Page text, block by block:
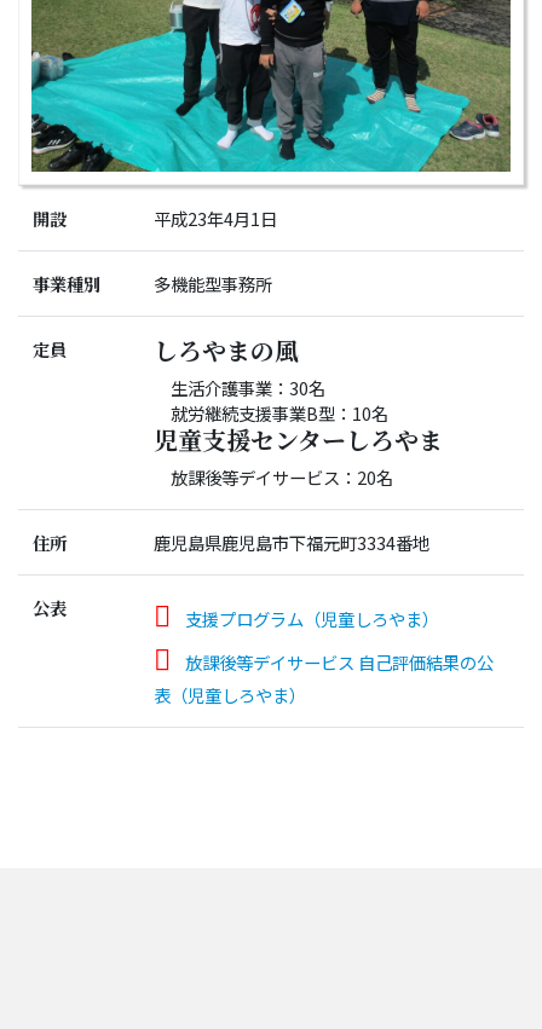
開設 平成23年4月1日
事業種別 多機能型事務所
定員 しろやまの風
生活介護事業：30名
就労継続支援事業B型：10名
児童支援センターしろやま
放課後等デイサービス：20名
住所 鹿児島県鹿児島市下福元町3334番地
公表
支援プログラム（児童しろやま）
放課後等デイサービス 自己評価結果の公
表（児童しろやま）